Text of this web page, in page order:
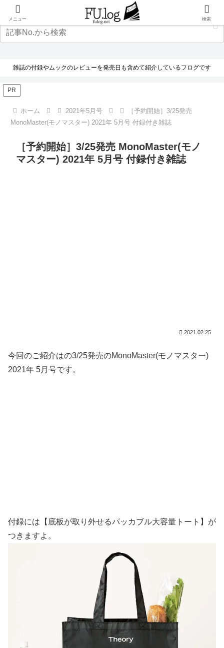
雑誌の付録やムックのレビューを発売日も含めて紹介しているフログです
PR
ホーム 2021年5月号
［予約開始］3/25発売
MonoMaster(モノマスター) 2021年 5月号 付録付き雑誌
［予約開始］3/25発売 MonoMaster(モノ
マスター) 2021年 5月号 付録付き雑誌
2021.02.25
今回のご紹介はの3/25発売のMonoMaster(モノマスター)
2021年 5月号です。
付録には【底板が取り外せるパッカブル大容量トート】が
つきますよ。
メニュー 検索